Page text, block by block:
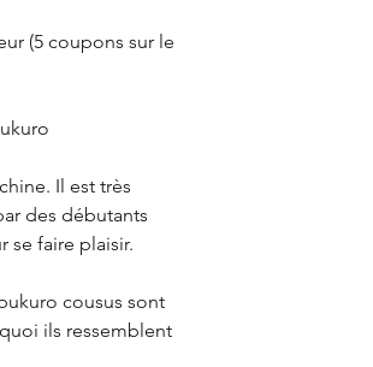
(5 coupons sur le
Il est très
des débutants
se faire plaisir.
cousus sont
ils ressemblent